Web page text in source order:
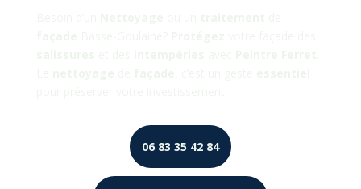
06 83 35 42 84